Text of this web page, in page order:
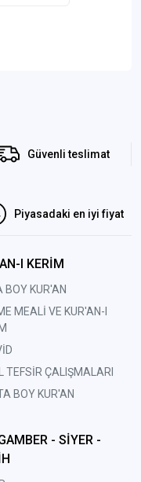
Güvenli teslimat
Piyasadaki en iyi fiyat
I KERİM
BOY KUR'AN
MEALİ VE KUR'AN-I
TEFSİR ÇALIŞMALARI
BOY KUR'AN
- SİYER -